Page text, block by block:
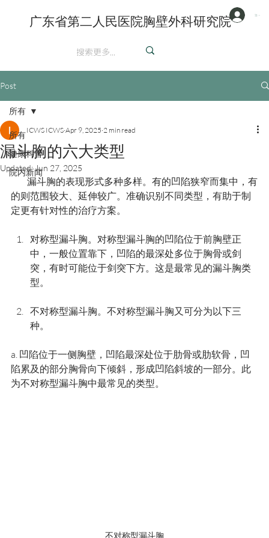
注册/登陆
广东省第二人民医院胸壁外科研究院
Post
所有
健康科普
院内新闻
所有
漏斗胸的六大类型
ICWS ICWS Apr 9, 2025 2 min read
Updated:Jun 27, 2025
的则范围较大、延伸较广。准确识别不同类型，有助于制
定更有针对性的治疗方案。
对称型漏斗胸。对称型漏斗胸的凹陷位于前胸壁正
中，一般位置靠下，凹陷的最深处多位于胸骨或剑
突，有时可能位于剑突下方。这是最常见的漏斗胸类
型。
不对称型漏斗胸。不对称型漏斗胸又可分为以下三
种。
a. 凹陷位于一侧胸壁，凹陷最深处位于肋骨或肋软骨，凹
陷累及的部分胸骨向下倾斜，形成凹陷斜坡的一部分。此
为不对称型漏斗胸中最常见的类型。
不对称型漏斗胸